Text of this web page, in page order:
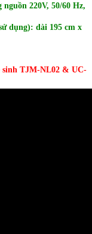
220V, 50/60 Hz,
dụng): dài 195 cm x
sinh TJM-NL02 & UC-